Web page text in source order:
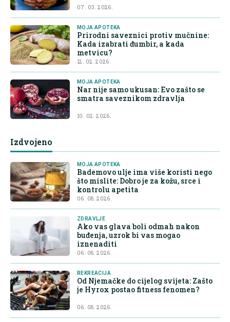
07. 03. 2026.
MOJA APOTEKA
Prirodni saveznici protiv mučnine:
Kada izabrati đumbir, a kada
metvicu?
12. 02. 2026.
MOJA APOTEKA
Nar nije samo ukusan: Evo zašto se
smatra saveznikom zdravlja
10. 02. 2026.
Izdvojeno
MOJA APOTEKA
Bademovo ulje ima više koristi nego
što mislite: Dobro je za kožu, srce i
kontrolu apetita
06. 08. 2026.
ZDRAVLJE
Ako vas glava boli odmah nakon
buđenja, uzrok bi vas mogao
iznenaditi
06. 08. 2026.
REKREACIJA
Od Njemačke do cijelog svijeta: Zašto
je Hyrox postao fitness fenomen?
06. 08. 2026.